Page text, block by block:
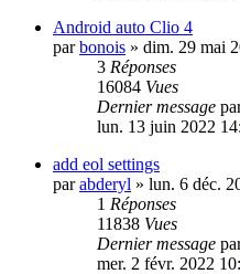
Android auto Clio 4
parbonois » dim. 29 mai
3 Réponses
16084 Vues
Dernier message
lun. 13 juin 2022
add eol settings
parabderyl » lun. 6 déc.
1 Réponses
11838 Vues
Dernier message
mer. 2 févr. 2022